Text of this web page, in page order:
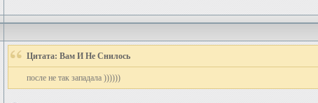
Цитата: Вам И Не Снилось
после не так западала ))))))